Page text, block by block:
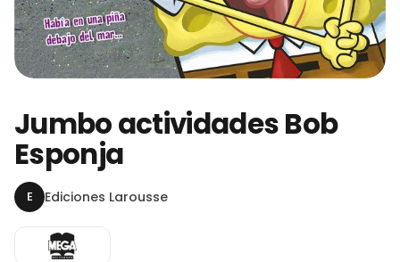
Jumbo actividades Bob
Esponja
E Ediciones Larousse